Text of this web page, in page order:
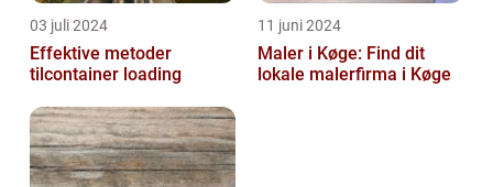
03 juli 2024
Effektive metoder
tilcontainer loading
11 juni 2024
Maler i Køge: Find dit
lokale malerfirma i Køge